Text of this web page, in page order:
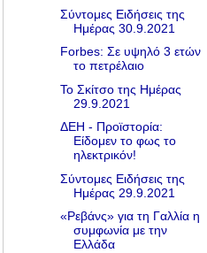
Σύντομες Ειδήσεις της
Ημέρας 30.9.2021
Forbes: Σε υψηλό 3 ετών
το πετρέλαιο
Το Σκίτσο της Ημέρας
29.9.2021
ΔΕΗ - Προϊστορία:
Είδομεν το φως το
ηλεκτρικόν!
Σύντομες Ειδήσεις της
Ημέρας 29.9.2021
«Ρεβάνς» για τη Γαλλία η
συμφωνία με την
Ελλάδα